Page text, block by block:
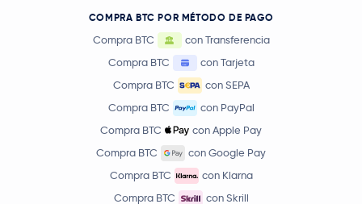
COMPRA BTC POR MÉTODO DE PAGO
Compra BTC
con Transferencia
Compra BTC
con Tarjeta
Compra BTC
con SEPA
Compra BTC
con PayPal
Compra BTC
con Apple Pay
Compra BTC
con Google Pay
Compra BTC
con Klarna
Compra BTC
con Skrill